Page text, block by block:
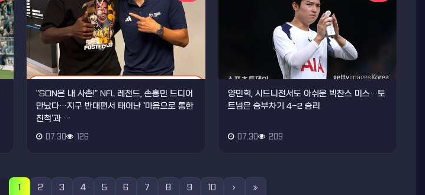
"SON은 내 사촌!" NFL 레전드, 손흥민 드디어
만났다…지구 반대편서 태어난 '마음으로 통한
친척'과 …
07.30 126
양민혁, 시드니전서도 아쉬운 빅찬스 미스…토
트넘은 승부차기 4-2 승리
07.30 209
1 2 3 4 5 6 7 8 9 10